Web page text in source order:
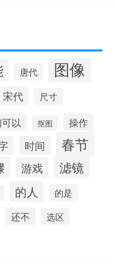
唐代 图像
宋代 尺寸
以 抠图
操作
时间 春节
游戏 滤镜
的人 的是
还不 选区